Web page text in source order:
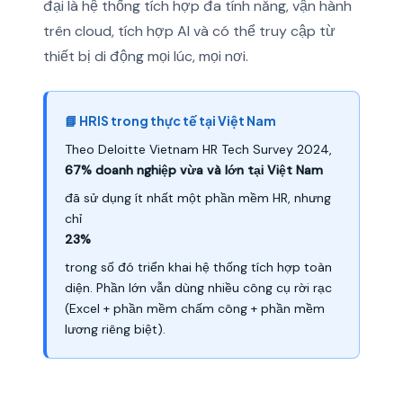
đại là hệ thống tích hợp đa tính năng, vận hành
trên cloud, tích hợp AI và có thể truy cập từ
thiết bị di động mọi lúc, mọi nơi.
📘 HRIS trong thực tế tại Việt Nam
Theo Deloitte Vietnam HR Tech Survey 2024,
67% doanh nghiệp vừa và lớn tại Việt Nam
đã sử dụng ít nhất một phần mềm HR, nhưng
chỉ
23%
trong số đó triển khai hệ thống tích hợp toàn
diện. Phần lớn vẫn dùng nhiều công cụ rời rạc
(Excel + phần mềm chấm công + phần mềm
lương riêng biệt).